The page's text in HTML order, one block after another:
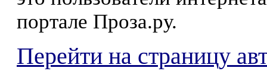
портале Проза.ру.
Перейти на страницу